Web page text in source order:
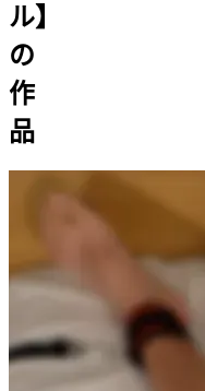
ル】
の
作
品